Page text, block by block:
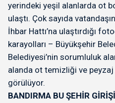
yerindeki yeşil alanlarda ot
ulaştı. Çok sayıda
İhbar Hattı’na ulaştırdığı
karayolları – Büyükşehir
Belediyesi’nin sorumluluk
alanda ot temizliği ve peyzaj
görülüyor.
BANDIRMA BU ŞEHİR